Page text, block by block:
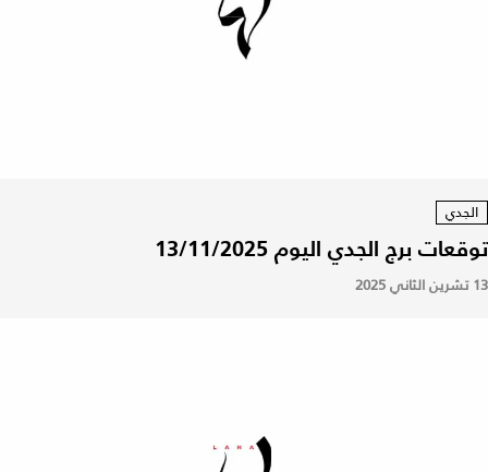
الجدي
توقعات برج الجدي اليوم 13/11/2025
13 تشرين الثاني 2025